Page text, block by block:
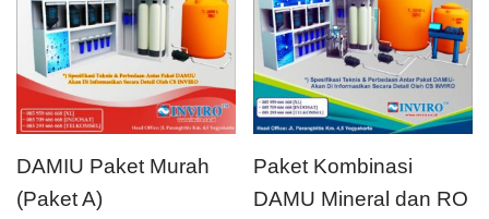
DAMIU Paket Murah
(Paket A)
Paket Kombinasi
DAMU Mineral dan RO